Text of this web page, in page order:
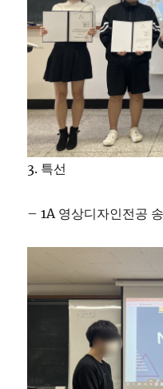
3. 특선
– 1A 영상디자인전공